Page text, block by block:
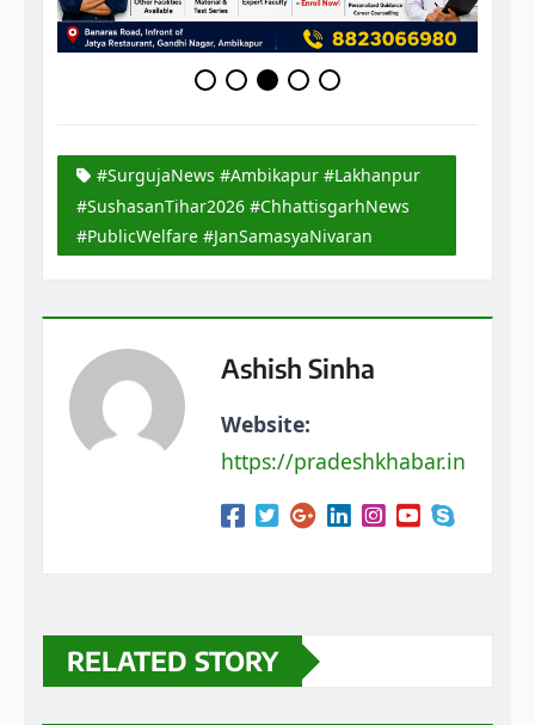
#SurgujaNews #Ambikapur #Lakhanpur
#PublicWelfare #JanSamasyaNivaran
https://pradeshkhabar.in